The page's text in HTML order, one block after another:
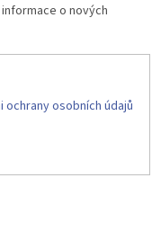
o nových
ochrany osobních údajů